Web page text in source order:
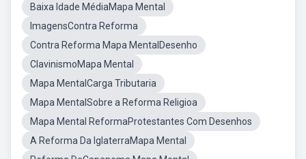
Baixa Idade MédiaMapa Mental
ImagensContra Reforma
Contra Reforma Mapa MentalDesenho
ClavinismoMapa Mental
Mapa MentalCarga Tributaria
Mapa MentalSobre a Reforma Religioa
Mapa Mental ReformaProtestantes Com Desenhos
A Reforma Da IglaterraMapa Mental